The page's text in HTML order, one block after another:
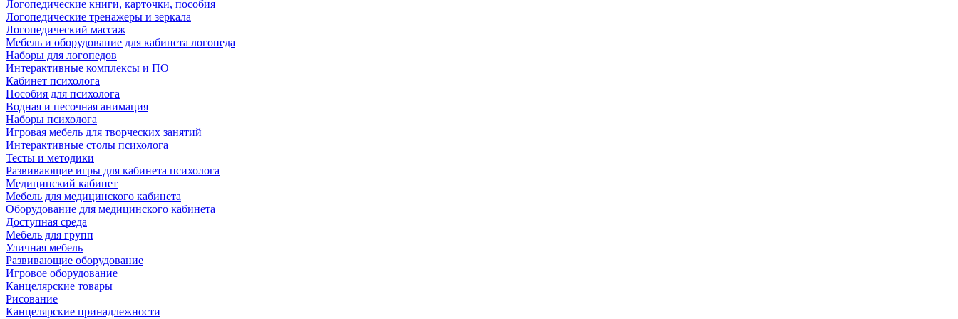
Логопедические книги, карточки, пособия
Логопедические тренажеры и зеркала
Логопедический массаж
Мебель и оборудование для кабинета логопеда
Наборы для логопедов
Интерактивные комплексы и ПО
Кабинет психолога
Пособия для психолога
Водная и песочная анимация
Наборы психолога
Игровая мебель для творческих занятий
Интерактивные столы психолога
Тесты и методики
Развивающие игры для кабинета психолога
Медицинский кабинет
Мебель для медицинского кабинета
Оборудование для медицинского кабинета
Доступная среда
Мебель для групп
Уличная мебель
Развивающие оборудование
Игровое оборудование
Канцелярские товары
Рисование
Канцелярские принадлежности